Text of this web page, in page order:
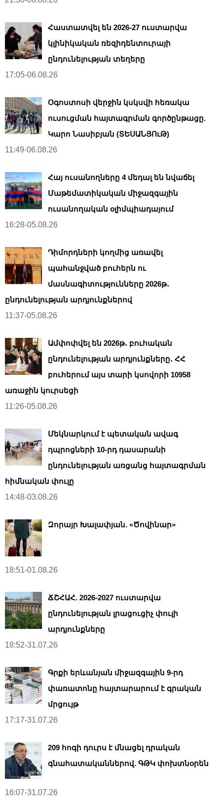
Հաստատվել են 2026-27 ուստարվա
կլինիկական ռեզիդենտուրայի
ընդունելության տեղերը
17:05-06.08.26
Օգոստոսի վերջին կսկսվի հեռակա
ուսուցման հայտագրման գործընթացը.
Կարո Նասիբյան (ՏԵՍԱՆՅՈւԹ)
11:49-06.08.26
Հայ ուսանողները 4 մեդալ են նվաճել
Մաթեմատիկական միջազգային
ուսանողական օլիմպիադայում
16:28-05.08.26
Դիմորդների կողմից առավել
պահանջված բուհերն ու
մասնագիտությունները 2026թ․
ընդունելության արդյունքներով
11:37-05.08.26
Ամփոփվել են 2026թ․ բուհական
ընդունելության արդյունքները․ ՀՀ
բուհերում այս տարի կսովորի 10958
առաջին կուրսեցի
11:26-05.08.26
Մեկնարկում է պետական ավագ
դպրոցների 10-րդ դասարանի
ընդունելության առցանց հայտագրման
հիմնական փուլը
14:48-03.08.26
Զորայր Խալափյան. «Ծովինար»
18:51-01.08.26
ՃՇՀԱՀ. 2026-2027 ուստարվա
ընդունելության լրացուցիչ փուլի
արդյունքները
18:52-31.07.26
Գրքի երևանյան միջազգային 9-րդ
փառատոնը հայտարարում է գրական
մրցույթ
17:17-31.07.26
209 հոգի դուրս է մնացել դրական
գնահատականներով. ԳԹԿ փոխտնօրեն
16:07-31.07.26